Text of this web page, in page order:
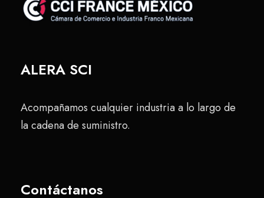
ALERA SCI
Acompañamos cualquier industria a lo largo de
la cadena de suministro.
Contáctanos